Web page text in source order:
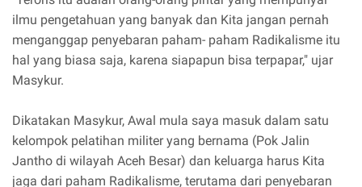
ilmu pengetahuan yang banyak dan Kita jangan pernah
menganggap penyebaran paham- paham Radikalisme itu
hal yang biasa saja, karena siapapun bisa terpapar," ujar
Masykur.
Dikatakan Masykur, Awal mula saya masuk dalam satu
kelompok pelatihan militer yang bernama (Pok Jalin
Jantho di wilayah Aceh Besar) dan keluarga harus Kita
jaga dari paham Radikalisme, terutama dari penyebaran